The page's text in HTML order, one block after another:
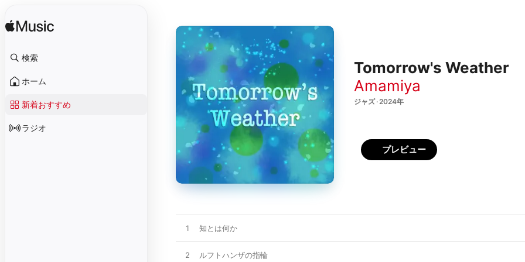
検索
ホーム
新着おすすめ
ラジオ
Tomorrow's Weather
Amamiya
ジャズ · 2024年
プレビュー
1 知とは何か
2 ルフトハンザの指輪